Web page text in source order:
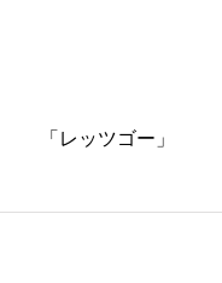
「レッツゴー」